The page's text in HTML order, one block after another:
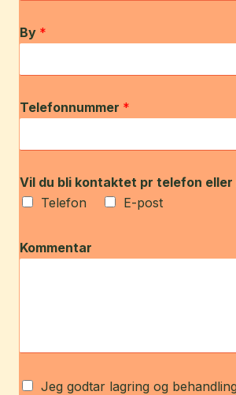
By *
Telefonnummer *
Vil du bli kontaktet pr telefon eller
Telefon
E-post
Kommentar
Jeg godtar lagring og